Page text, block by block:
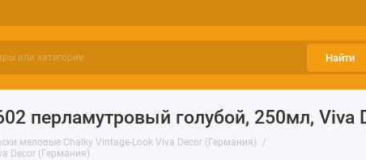
Найти
перламутровый голубой, 250мл, Viva
меловые Chalky Vintage-Look Viva Decor (Германия)
Decor (Германия)